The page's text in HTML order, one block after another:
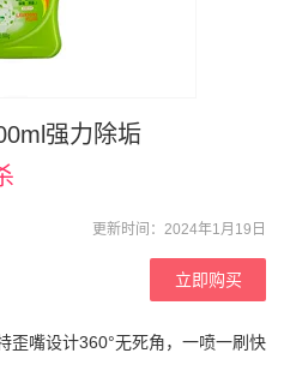
强力除垢
更新时间：2024年1月19日
立即购买
歪嘴设计360°无死角，一喷一刷快